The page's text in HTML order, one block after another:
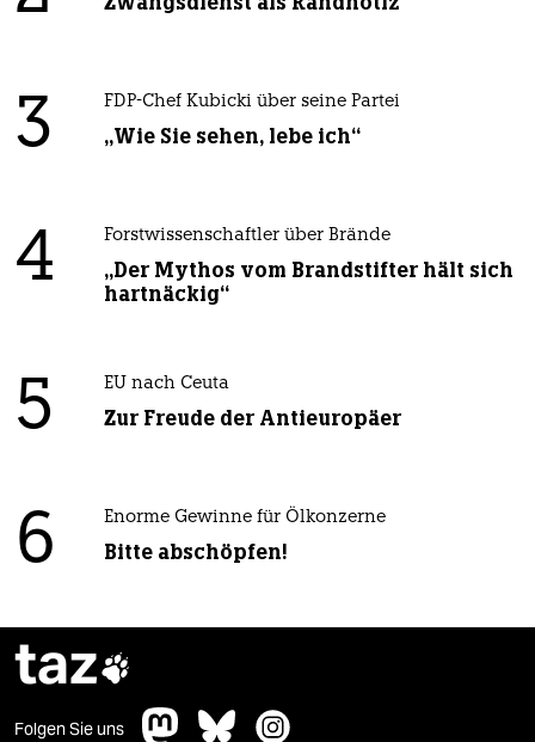
3 FDP-Chef Kubicki über seine Partei
„Wie Sie sehen, lebe ich“
4 Forstwissenschaftler über Brände
„Der Mythos vom Brandstifter hält sich
hartnäckig“
5 EU nach Ceuta
Zur Freude der Antieuropäer
6 Enorme Gewinne für Ölkonzerne
Bitte abschöpfen!
taz
Folgen Sie uns